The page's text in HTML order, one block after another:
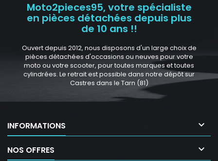
Moto2pieces95, votre spécialiste
en pièces détachées depuis plus
de 10 ans !!
Ouvert depuis 2012, nous disposons d'un large choix de
pièces détachées d'occasions ou neuves pour votre
moto ou votre scooter, pour toutes marques et toutes
cylindrées. Le retrait est possible dans notre dépôt sur
Castres dans le Tarn (81)
INFORMATIONS 
NOS OFFRES 